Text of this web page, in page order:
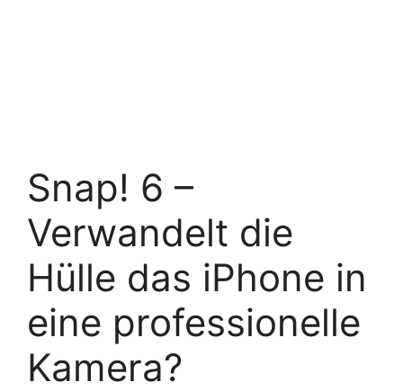
Snap! 6 –
Verwandelt die
Hülle das iPhone in
eine professionelle
Kamera?